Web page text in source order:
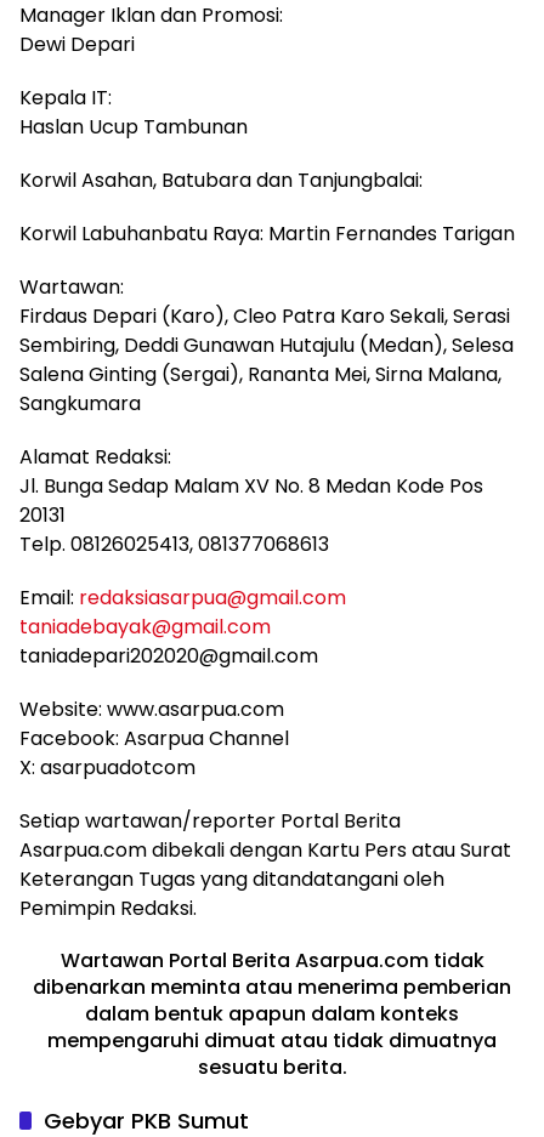
Manager Iklan dan Promosi:
Dewi Depari
Kepala IT:
Haslan Ucup Tambunan
Korwil Asahan, Batubara dan Tanjungbalai:
Korwil Labuhanbatu Raya: Martin Fernandes Tarigan
Wartawan:
Firdaus Depari (Karo), Cleo Patra Karo Sekali, Serasi
Sembiring, Deddi Gunawan Hutajulu (Medan), Selesa
Salena Ginting (Sergai), Rananta Mei, Sirna Malana,
Sangkumara
Alamat Redaksi:
Jl. Bunga Sedap Malam XV No. 8 Medan Kode Pos
20131
Telp. 08126025413, 081377068613
Email: redaksiasarpua@gmail.com
taniadebayak@gmail.com
taniadepari202020@gmail.com
Website: www.asarpua.com
Facebook: Asarpua Channel
X: asarpuadotcom
Setiap wartawan/reporter Portal Berita
Asarpua.com dibekali dengan Kartu Pers atau Surat
Keterangan Tugas yang ditandatangani oleh
Pemimpin Redaksi.
Wartawan Portal Berita Asarpua.com tidak
dibenarkan meminta atau menerima pemberian
dalam bentuk apapun dalam konteks
mempengaruhi dimuat atau tidak dimuatnya
sesuatu berita.
Gebyar PKB Sumut